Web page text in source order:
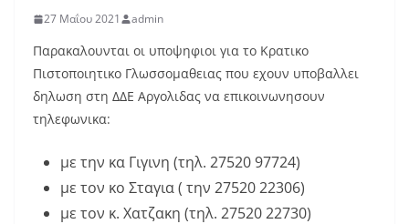
27 Μαΐου 2021 admin
Παρακαλουνται οι υποψηφιοι για το Κρατικο
Πιστοποιητικο Γλωσσομαθειας που εχουν υποβαλλει
δηλωση στη ΔΔΕ Αργολιδας να επικοινωνησουν
τηλεφωνικα:
με την κα Γιγινη (τηλ. 27520 97724)
με τον κο Σταγια ( την 27520 22306)
με τον κ. Χατζακη (τηλ. 27520 22730)